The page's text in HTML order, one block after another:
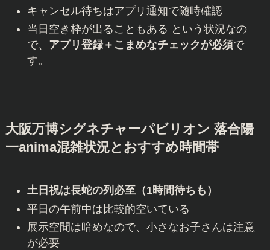
キャンセル待ちはアプリ通知で随時確認
当日空き枠が出ることもある という状況なの
で、 アプリ登録＋こまめなチェックが必須で
す。
大阪万博シグネチャーパビリオン 落合陽
一anima混雑状況とおすすめ時間帯
土日祝は長蛇の列必至（1時間待ちも）
平日の午前中は比較的空いている
展示空間は暗めなので、小さなお子さんは注意
が必要